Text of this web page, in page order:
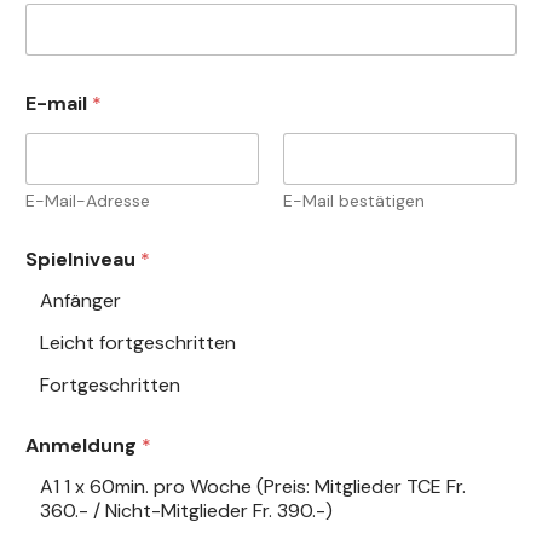
E-mail *
E-Mail-Adresse E-Mail bestätigen
Spielniveau *
Anfänger
Leicht fortgeschritten
Fortgeschritten
Anmeldung *
A1 1 x 60min. pro Woche (Preis: Mitglieder TCE Fr.
360.- / Nicht-Mitglieder Fr. 390.-)